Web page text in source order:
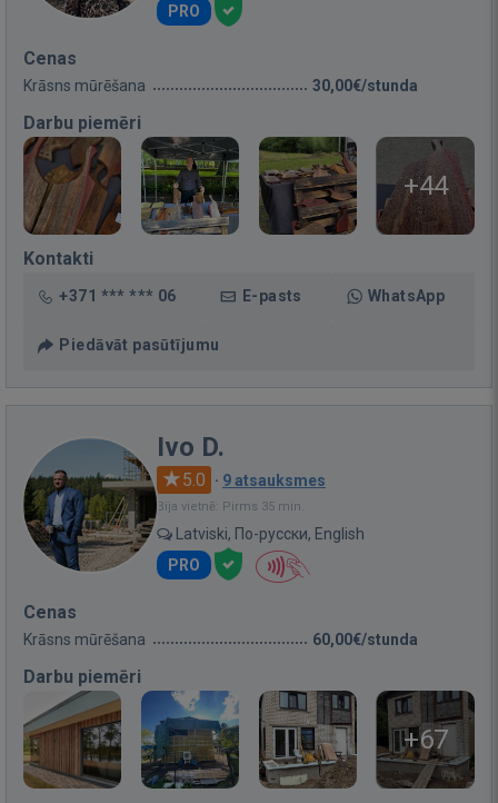
PRO
Cenas
Krāsns mūrēšana 30,00€/stunda
Darbu piemēri
+44
Kontakti
+371 *** *** 06 E-pasts WhatsApp
Piedāvāt pasūtījumu
Ivo D.
5.0 · 9 atsauksmes
Bija vietnē: Pirms 35 min.
Latviski, По-русски, English
PRO
Cenas
Krāsns mūrēšana 60,00€/stunda
Darbu piemēri
+67